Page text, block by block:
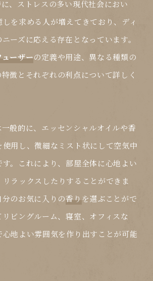
、ストレスの多い現代社会におい
を求める人が増えてきており、ディ
ーズに応える存在となっています。
ューザーの定義や用途、異なる種類の
特徴とそれぞれの利点について詳しく
一般的に、エッセンシャルオイルや香
使用し、微細なミスト状にして空気中
。これにより、部屋全体に心地よい
リラックスしたりすることができま
のお気に入りの香り を選ぶことがで
ビングルーム、寝室、オフィスな
心地よい雰囲気を作り出すことが可能